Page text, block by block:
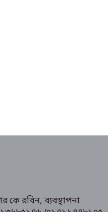
রবিন, ব্যবস্থাপনা